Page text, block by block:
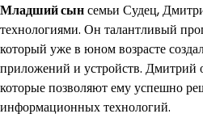
Младший сынсемьи Судец,
технологиями. Он талантливый
который уже в юном возрасте
приложений и устройств. Дмитрий
которые позволяют ему успешно
информационных технологий.